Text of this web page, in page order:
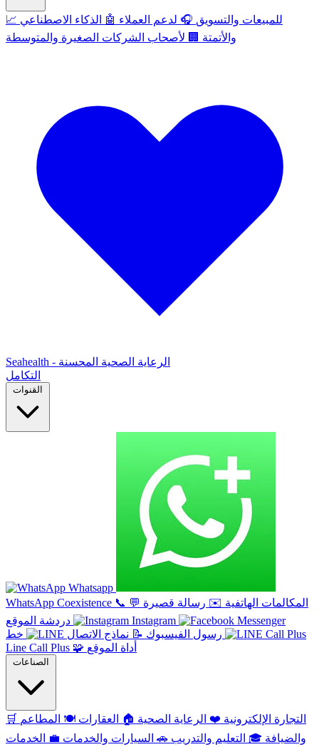
📈 للمبيعات والتسويق 🎧 لدعم العملاء 🤖
الذكاء الاصطناعي
والأتمتة 🏢 لأصحاب الشركات الصغيرة والمتوسطة
Seahealth - الرعاية الصحية المحسنة
التكامل
القنوات
Whatsapp
WhatsApp Coexistence 📞 المكالمات الهاتفية ✉️ رسالة قصيرة 💬
دردشة الموقع
Instagram
رسول الفيسبوك 📝 نماذج الاتصال
خط
Line Call Plus 🧩 أداة الموقع
الصناعات
🛒 التجارة الإلكترونية ❤️ الرعاية الصحية 🏠 العقارات 🍽️ المطاعم
والضيافة 🎓 التعليم والتدريب 🚗 السيارات والخدمات 💼
الخدمات